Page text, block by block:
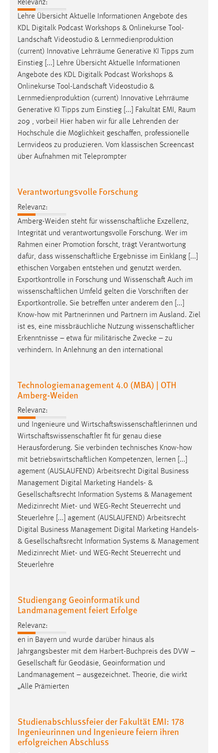
Relevanz:
Lehre Übersicht Aktuelle Informationen Angebote des
KDL Digitalk Podcast Workshops & Onlinekurse Tool-
Landschaft Videostudio & Lernmedienproduktion
(current) Innovative Lehrräume Generative KI Tipps zum
Einstieg [...] Lehre Übersicht Aktuelle Informationen
Angebote des KDL Digitalk Podcast Workshops &
Onlinekurse Tool-Landschaft Videostudio &
Lernmedienproduktion (current) Innovative Lehrräume
Generative KI Tipps zum Einstieg [...] Fakultät EMI, Raum
209 , vorbei! Hier haben wir für alle Lehrenden der
Hochschule die Möglichkeit geschaffen, professionelle
Lernvideos zu produzieren. Vom klassischen Screencast
über Aufnahmen mit Teleprompter
Verantwortungsvolle Forschung
Relevanz:
Amberg-Weiden steht für wissenschaftliche Exzellenz,
Integrität und verantwortungsvolle Forschung. Wer im
Rahmen einer Promotion forscht, trägt Verantwortung
dafür, dass wissenschaftliche Ergebnisse im Einklang [...]
ethischen Vorgaben entstehen und genutzt werden.
Exportkontrolle in Forschung und Wissenschaft Auch im
wissenschaftlichen Umfeld gelten die Vorschriften der
Exportkontrolle. Sie betreffen unter anderem den [...]
Know-how mit Partnerinnen und Partnern im Ausland. Ziel
ist es, eine missbräuchliche Nutzung wissenschaftlicher
Erkenntnisse – etwa für militärische Zwecke – zu
verhindern. In Anlehnung an den international
Technologiemanagement 4.0 (MBA) | OTH
Amberg-Weiden
Relevanz:
und Ingenieure und Wirtschaftswissenschaftlerinnen und
Wirtschaftswissenschaftler fit für genau diese
Herausforderung. Sie verbinden technisches Know-how
mit betriebswirtschaftlichen Kompetenzen, lernen [...]
agement (AUSLAUFEND) Arbeitsrecht Digital Business
Management Digital Marketing Handels- &
Gesellschaftsrecht Information Systems & Management
Medizinrecht Miet- und WEG-Recht Steuerrecht und
Steuerlehre [...] agement (AUSLAUFEND) Arbeitsrecht
Digital Business Management Digital Marketing Handels-
& Gesellschaftsrecht Information Systems & Management
Medizinrecht Miet- und WEG-Recht Steuerrecht und
Steuerlehre
Studiengang Geoinformatik und
Landmanagement feiert Erfolge
Relevanz:
en in Bayern und wurde darüber hinaus als
Jahrgangsbester mit dem Harbert-Buchpreis des DVW –
Gesellschaft für Geodäsie, Geoinformation und
Landmanagement – ausgezeichnet. Theorie, die wirkt
„Alle Prämierten
Studienabschlussfeier der Fakultät EMI: 178
Ingenieurinnen und Ingenieure feiern ihren
erfolgreichen Abschluss
Conversion-Tracking
Cookie Laufzeit:
3 Monate
Facebook Pixel
Name:
_fbp
Anbieter:
Facebook
Zweck:
Conversion-Tracking
EXTERNE MEDIEN
Um Inhalte von Videoplattformen und Social Media
Plattformen anzeigen zu können, werden von diesen
externen Medien Cookies gesetzt.
YouTube
Vimeo